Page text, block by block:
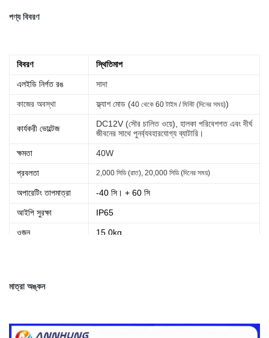
পণ্য বিবরণ
বিবরণ স্থিতিমাপ
এলইডি নির্গত রঙ সাদা
কাজের অবস্থা ফ্ল্যাশ মোড (40 থেকে 60 টাইম / মিনিট (দিনের সময়))
কার্যকরী ভোল্টেজ
DC12V (সৌর চালিত ওয়ে), হালকা পরিবেশগত এবং দীর্ঘ
জীবনের সাথে পুনর্ব্যবহারযোগ্য ব্যাটারি।
ক্ষমতা 40W
প্রবলতা 2,000 সিডি (রাত), 20,000 সিডি (দিনের সময়)
অপারেটিং তাপমাত্রা -40 সি। + 60 সি
আইপি সুরক্ষা IP65
ওজন 15.0kg
মাত্রা অঙ্কন